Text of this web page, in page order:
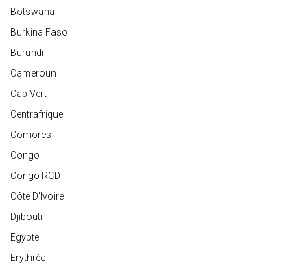
Botswana
Burkina Faso
Burundi
Cameroun
Cap Vert
Centrafrique
Comores
Congo
Congo RCD
Côte D'Ivoire
Djibouti
Egypte
Erythrée